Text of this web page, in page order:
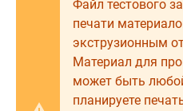
Файл тестового
печати
экструзионным
Материал для
может быть
планируете